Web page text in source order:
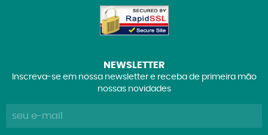
NEWSLETTER
Inscreva-se em nossa newsletter e receba de primeira mão
nossas novidades